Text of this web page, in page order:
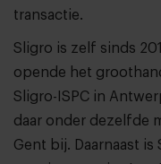
transactie.
Sligro is zelf sinds
opende het
Sligro-ISPC in
daar onder dezelfde
Gent bij. Daarnaast is